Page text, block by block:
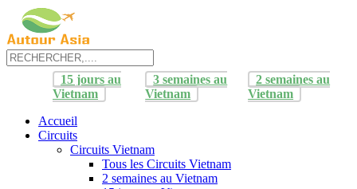
15 jours au
Vietnam
3 semaines au
Vietnam
2 semaines au
Vietnam
Accueil
Circuits
Circuits Vietnam
Tous les Circuits Vietnam
2 semaines au Vietnam